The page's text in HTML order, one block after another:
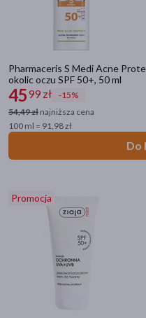
Pharmaceris S Medi Acne
okolic oczu SPF 50+, 50 ml
4599 zł
-15%
54,49 zł najniższa cena
100 ml = 91,98 zł
Do
Promocja